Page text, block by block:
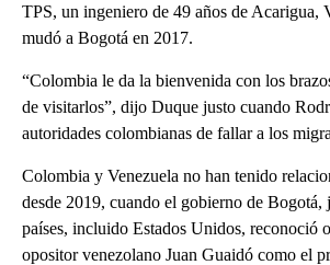
TPS, un ingeniero de 49 años de Acarigua,
mudó a Bogotá en 2017.
“Colombia le da la bienvenida con los
de visitarlos”, dijo Duque justo cuando
autoridades colombianas de fallar a los
Colombia y Venezuela no han tenido
desde 2019, cuando el gobierno de Bogotá,
países, incluido Estados Unidos, reconoció
opositor venezolano Juan Guaidó como el